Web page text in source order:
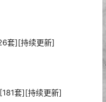
套][持续更新]
套][持续更新]